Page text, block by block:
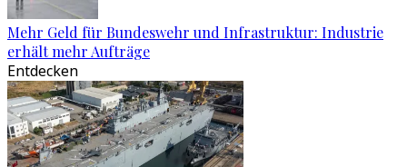
Mehr Geld für Bundeswehr und Infrastruktur: Industrie
erhält mehr Aufträge
Entdecken